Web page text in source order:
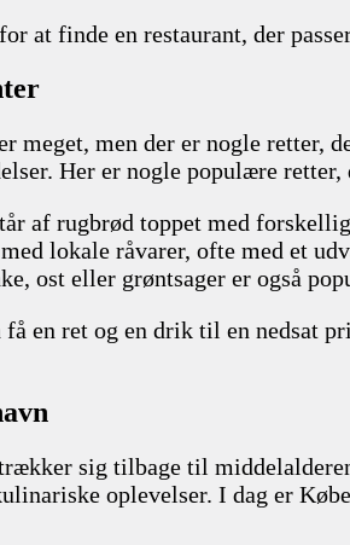
at finde en restaurant, der
men der er nogle retter,
Her er nogle populære retter,
af rugbrød toppet med
lokale råvarer, ofte med et
ost eller grøntsager er også
en ret og en drik til en nedsat
sig tilbage til
oplevelser. I dag er